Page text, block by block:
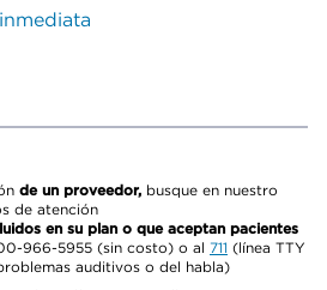
de un proveedor, busque en nuestro
de atención
en su plan o que aceptan pacientes
966-5955 (sin costo) o al 711 (línea TTY
auditivos o del habla)